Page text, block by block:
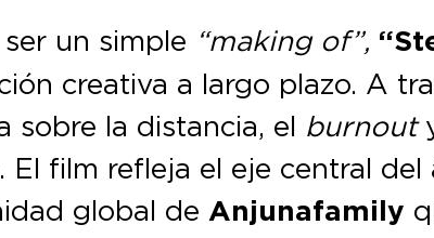
un simple “making of”,
creativa a largo plazo. A
sobre la distancia, el burnout
El film refleja el eje central
global deAnjunafamily